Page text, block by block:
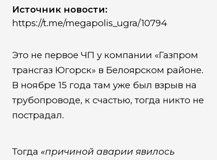
Источник новости:
https://t.me/megapolis_ugra/10794
Это не первое ЧП у компании «Газпром
трансгаз Югорск» в Белоярском районе.
В ноябре 15 года там уже был взрыв на
трубопроводе, к счастью, тогда никто не
пострадал.
Тогда «причиной аварии явилось